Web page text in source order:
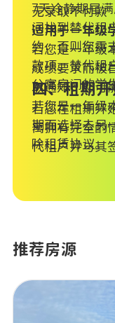
7天冷静期届
间找到替代租
约，否则您需
款项。替代租
公寓房间的学
无录取不付款
适用于一年级
若您是一年级
成绩要求而被
取通知，您可
若您是一年级
期而选择去另
除租赁协议。
信，或UCAS
副本。
上述材料须在
达公寓。请将
公寓收到所
赁协议并全
四、租期
若您在租期开
寓拥有完全酌
代租户并与其
重新投放市场
情形发生之日
担租金责任。
推荐房源